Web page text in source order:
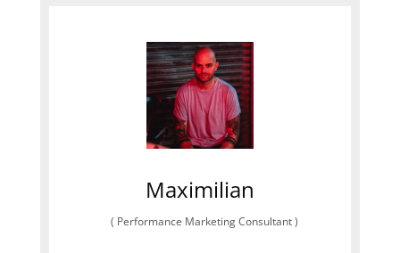
Maximilian
( Performance Marketing Consultant)